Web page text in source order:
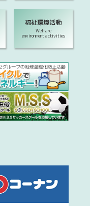
福祉環境活動
Welfare
environment activities